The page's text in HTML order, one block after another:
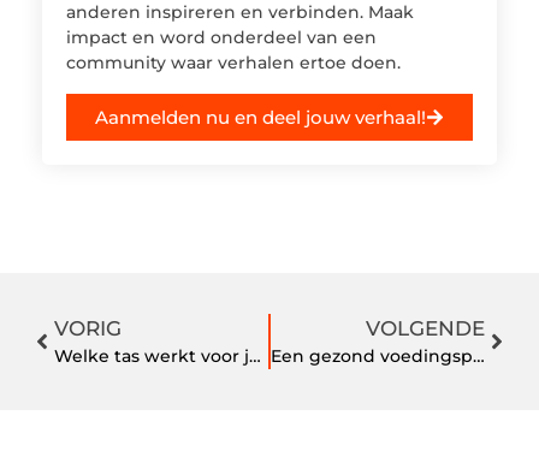
anderen inspireren en verbinden. Maak
impact en word onderdeel van een
community waar verhalen ertoe doen.
Aanmelden nu en deel jouw verhaal!
VORIG
Welke tas werkt voor jou het beste?
VOLGENDE
Een gezond voedingspatroon